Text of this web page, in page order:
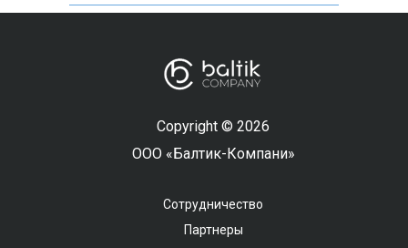
Copyright © 2026
ООО «Балтик-Компани»
Сотрудничество
Партнеры